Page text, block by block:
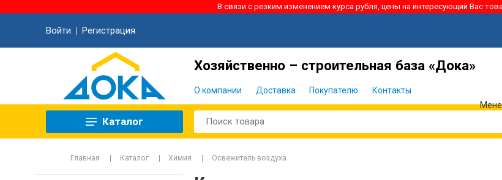
В связи с резким изменением курса рубля, цены на интересующий Вас
Войти Регистрация
Хозяйственно – строительная база «Дока»
О компании Доставка Покупателю Контакты
Каталог
Главная Каталог Химия Освежитель воздуха